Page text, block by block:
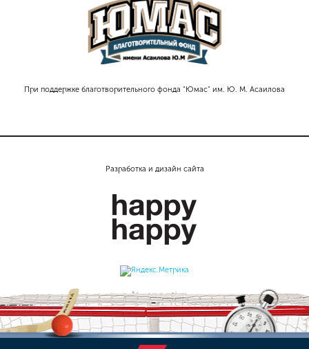
При поддержке благотворительного фонда "Юмас" им. Ю. М. Асаилова
Разработка и дизайн сайта